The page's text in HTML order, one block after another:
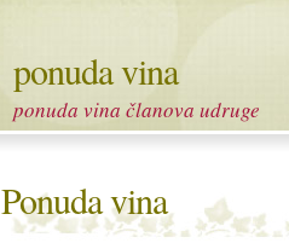
ponuda vina
ponuda vina članova udruge
Ponuda vina